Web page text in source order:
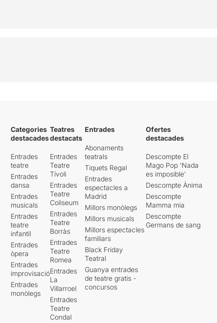
Categories
destacades
Entrades
teatre
Entrades
dansa
Entrades
musicals
Entrades
teatre
infantil
Entrades
òpera
Entrades
improvisació
Entrades
monòlegs
Teatres
destacats
Entrades
Teatre
Tívoli
Entrades
Teatre
Coliseum
Entrades
Teatre
Borràs
Entrades
Teatre
Romea
Entrades
La
Villarroel
Entrades
Teatre
Condal
Entrades
Abonaments
teatrals
Tiquets Regal
Entrades
espectacles a
Madrid
Millors monòlegs
Millors musicals
Millors espectacles
familiars
Black Friday
Teatral
Guanya entrades
de teatre gratis -
concursos
Ofertes
destacades
Descompte El
Mago Pop 'Nada
es imposible'
Descompte Ànima
Descompte
Mamma mia
Descompte
Germans de sang